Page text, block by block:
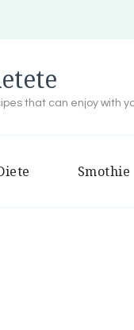
that can enjoy with
Smothie